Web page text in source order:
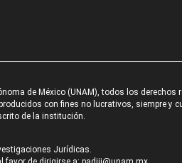
de México (UNAM), todos los derechos
con fines no lucrativos, siempre y
de la institución.
Jurídicas.